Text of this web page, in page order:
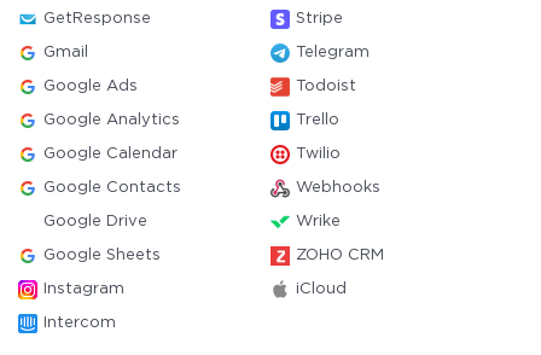
GetResponse Stripe
Gmail Telegram
Google Ads Todoist
Google Analytics Trello
Google Calendar Twilio
Google Contacts Webhooks
Google Drive Wrike
Google Sheets ZOHO CRM
Instagram iCloud
Intercom